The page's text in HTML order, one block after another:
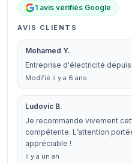
1 avis vérifiés Google
AVIS CLIENTS
Mohamed Y.
Entreprise d'électricité
Modifié il y a 6 ans
Ludovic B.
Je recommande vivement
compétente. L’attention
appréciable !
il y a un an